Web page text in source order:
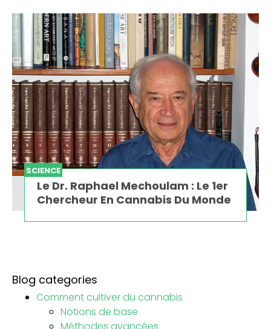
SCIENCE
Le Dr. Raphael Mechoulam : Le 1er
Chercheur En Cannabis Du Monde
Blog categories
Comment cultiver du cannabis
Notions de base